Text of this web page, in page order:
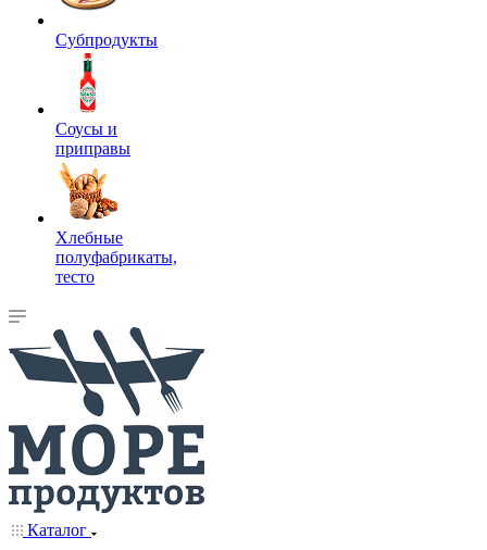
Субпродукты
Соусы и
приправы
Хлебные
полуфабрикаты,
тесто
Каталог